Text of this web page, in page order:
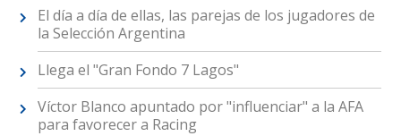
El día a día de ellas, las parejas de los jugadores de
la Selección Argentina
Llega el "Gran Fondo 7 Lagos"
Víctor Blanco apuntado por "influenciar" a la AFA
para favorecer a Racing